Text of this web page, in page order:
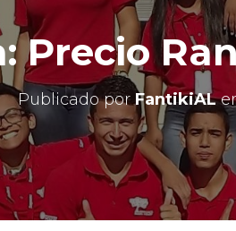
Precio
Publicado porFantikiAL